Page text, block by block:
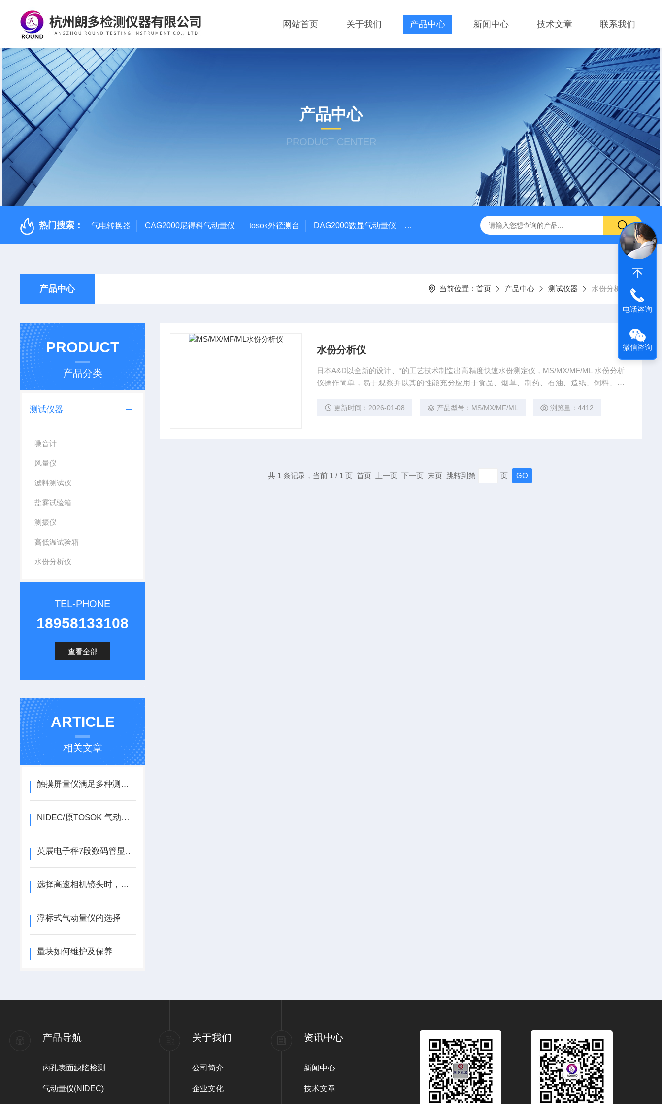
网站首页 关于我们 产品中心 新闻中心 技术文章 联系我们
产品中心
PRODUCT CENTER
热门搜索： 气电转换器 CAG2000尼得科气动量仪 tosok外径测台 DAG2000数显气动量仪 TOSOK气动量仪CAG2000 X-MET8000手持式X荧光光谱仪
产品中心 当前位置： 首页 产品中心 测试仪器 水份分析仪
PRODUCT
产品分类
测试仪器
噪音计
风量仪
滤料测试仪
盐雾试验箱
测振仪
高低温试验箱
水份分析仪
TEL-PHONE
18958133108
查看全部
ARTICLE
相关文章
触摸屏量仪满足多种测量任务的需求
NIDEC/原TOSOK 气动量仪DAG2200操作使用视频
英展电子秤7段数码管显示说明
选择高速相机镜头时，要注意些什么？
浮标式气动量仪的选择
量块如何维护及保养
水份分析仪
日本A&D以全新的设计、*的工艺技术制造出高精度快速水份测定仪，MS/MX/MF/ML 水份分析
仪操作简单，易于观察并以其的性能充分应用于食品、烟草、制药、石油、造纸、饲料、化
胶状体及液体含水率的测定要求.
更新时间：2026-01-08 产品型号：MS/MX/MF/ML 浏览量：4412
共 1 条记录，当前 1 / 1 页 首页 上一页 下一页 末页 跳转到第 页
产品导航
内孔表面缺陷检测
气动量仪(NIDEC)
关于我们
公司简介
企业文化
资讯中心
新闻中心
技术文章
电话咨询
微信咨询